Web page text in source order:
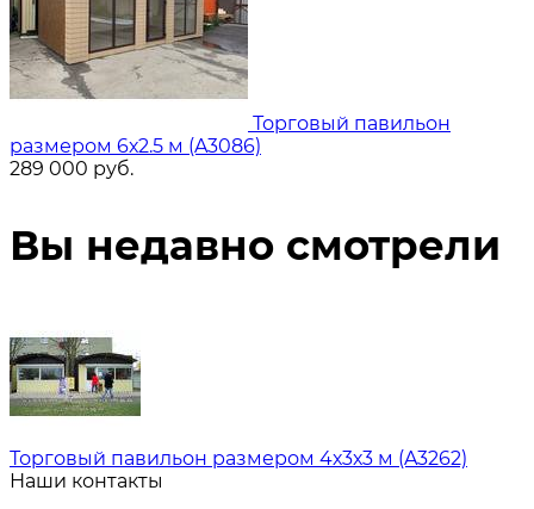
Торговый павильон
размером 6х2.5 м (A3086)
289 000 руб.
Вы недавно смотрели
Торговый павильон размером 4х3х3 м (A3262)
Наши контакты